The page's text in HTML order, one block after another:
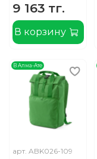
9 163 тг.
В корзину
В Алма-Ате
арт. ABK026-109